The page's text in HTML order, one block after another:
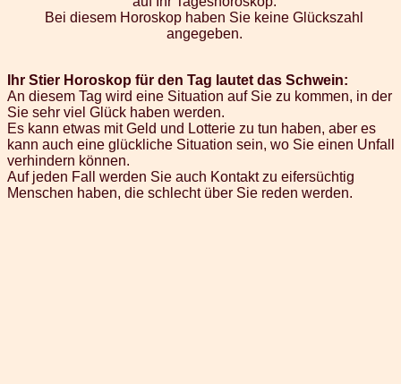
Bei diesem Horoskop haben Sie keine Glückszahl
angegeben.
Ihr Stier Horoskop für den Tag lautet das Schwein:
An diesem Tag wird eine Situation auf Sie zu kommen, in der
Sie sehr viel Glück haben werden.
Es kann etwas mit Geld und Lotterie zu tun haben, aber es
kann auch eine glückliche Situation sein, wo Sie einen Unfall
verhindern können.
Auf jeden Fall werden Sie auch Kontakt zu eifersüchtig
Menschen haben, die schlecht über Sie reden werden.